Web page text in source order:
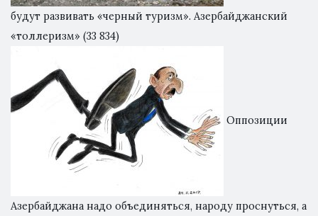
будут развивать «черный туризм». Азербайджанский
«толлеризм» (33 834)
Оппозиции
Азербайджана надо объединяться, народу проснуться, а